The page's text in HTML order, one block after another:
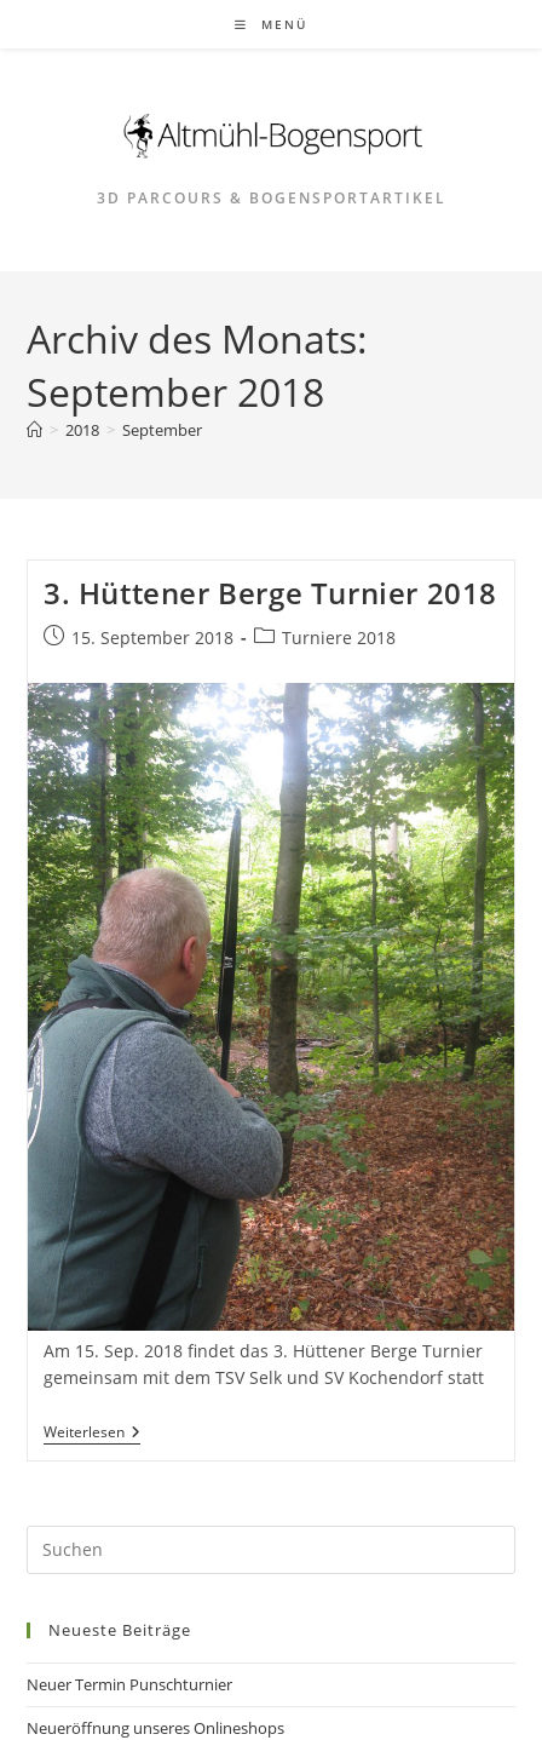
MENÜ
3D PARCOURS & BOGENSPORTARTIKEL
Archiv des Monats:
September 2018
> 2018 > September
3. Hüttener Berge Turnier 2018
Beitrag15. September 2018
Beitrags-
Turniere 2018
Am 15. Sep. 2018 findet das 3. Hüttener Berge Turnier
gemeinsam mit dem TSV Selk und SV Kochendorf statt
Weiterlesen3.
Hüttener
Neueste Beiträge
Neuer Termin Punschturnier
Neueröffnung unseres Onlineshops